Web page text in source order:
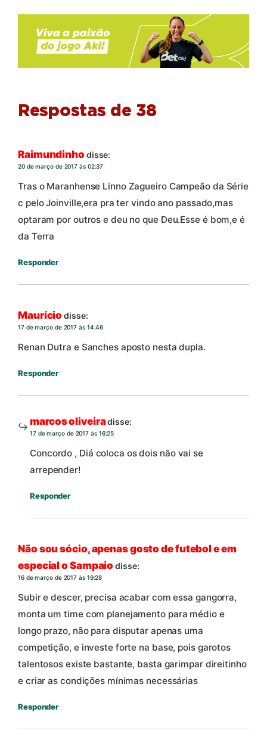
Respostas de 38
Raimundinho disse:
20 de março de 2017 às 02:37
Tras o Maranhense Linno Zagueiro Campeão da Série
c pelo Joinville,era pra ter vindo ano passado,mas
optaram por outros e deu no que Deu.Esse é bom,e é
da Terra
Responder
Maurício disse:
17 de março de 2017 às 14:46
Renan Dutra e Sanches aposto nesta dupla.
Responder
marcos oliveiradisse:
17 de março de 2017 às 16:25
Concordo , Diá coloca os dois não vai se
arrepender!
Responder
Não sou sócio, apenas gosto de futebol e em
especial o Sampaio disse:
16 de março de 2017 às 19:28
Subir e descer, precisa acabar com essa gangorra,
monta um time com planejamento para médio e
longo prazo, não para disputar apenas uma
competição, e investe forte na base, pois garotos
talentosos existe bastante, basta garimpar direitinho
e criar as condições mínimas necessárias
Responder